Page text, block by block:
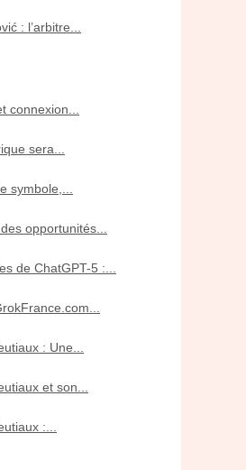
: l’arbitre...
connexion...
sera...
symbole,...
opportunités...
de ChatGPT-5 :...
: Une...
et son...
:...